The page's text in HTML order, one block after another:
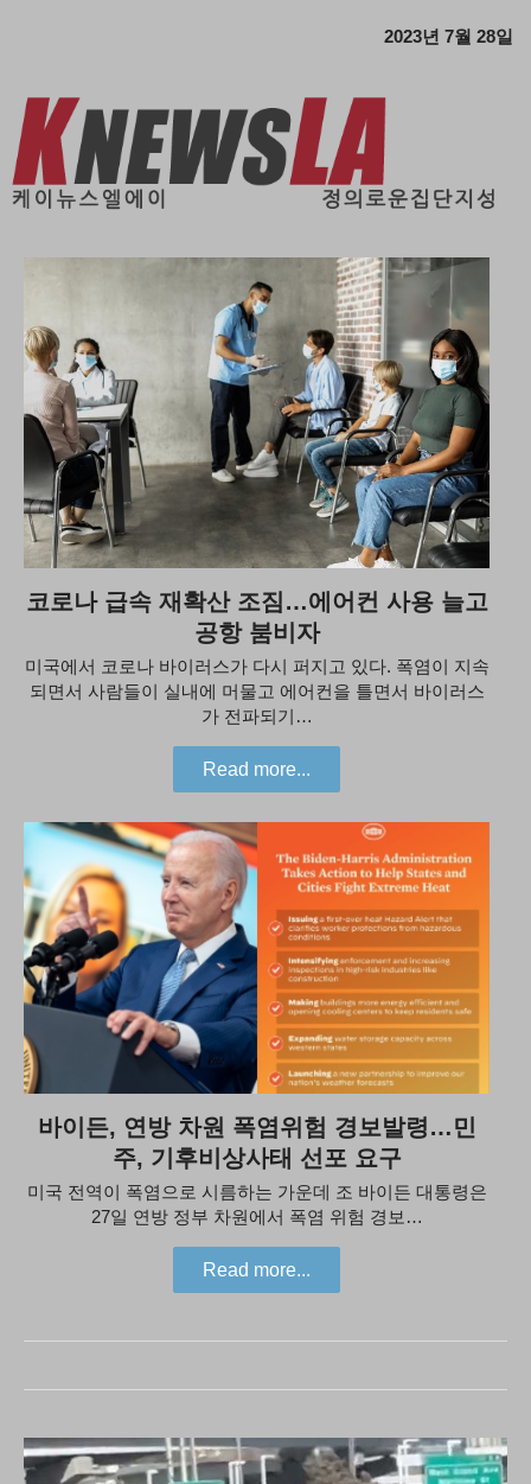
2023년 7월 28일
코로나 급속 재확산 조짐…에어컨 사용 늘고
공항 붐비자
미국에서 코로나 바이러스가 다시 퍼지고 있다. 폭염이 지속
되면서 사람들이 실내에 머물고 에어컨을 틀면서 바이러스
가 전파되기…
Read more...
바이든, 연방 차원 폭염위험 경보발령…민
주, 기후비상사태 선포 요구
미국 전역이 폭염으로 시름하는 가운데 조 바이든 대통령은
27일 연방 정부 차원에서 폭염 위험 경보…
Read more...